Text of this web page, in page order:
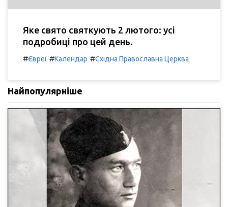
Яке свято святкують 2 лютого: усі
подробиці про цей день.
#Євреї #Календар #Східна Православна Церква
Найпопулярніше